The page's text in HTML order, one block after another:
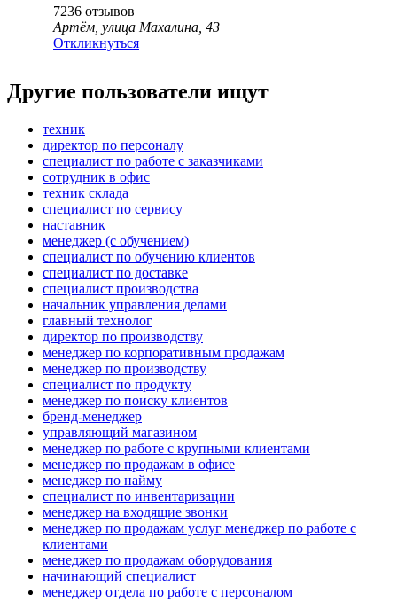
7236 отзывов
Артём, улица Махалина, 43
Откликнуться
Другие пользователи ищут
техник
директор по персоналу
специалист по работе с заказчиками
сотрудник в офис
техник склада
специалист по сервису
наставник
менеджер (с обучением)
специалист по обучению клиентов
специалист по доставке
специалист производства
начальник управления делами
главный технолог
директор по производству
менеджер по корпоративным продажам
менеджер по производству
специалист по продукту
менеджер по поиску клиентов
бренд-менеджер
управляющий магазином
менеджер по работе с крупными клиентами
менеджер по продажам в офисе
менеджер по найму
специалист по инвентаризации
менеджер на входящие звонки
менеджер по продажам услуг менеджер по работе с
клиентами
менеджер по продажам оборудования
начинающий специалист
менеджер отдела по работе с персоналом